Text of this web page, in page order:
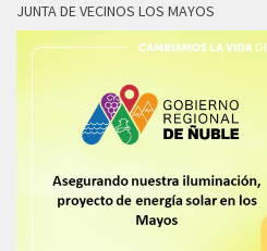
JUNTA DE VECINOS LOS MAYOS